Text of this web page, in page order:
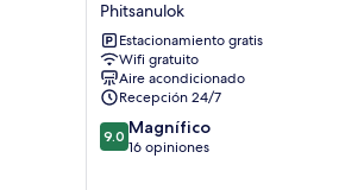
&
Budget
Hotel
Phitsanulok
Phitsanulok
Estacionamiento gratis
Wifi gratuito
Aire acondicionado
Recepción 24/7
9.0
de
9.0 Magnífico
16 opiniones